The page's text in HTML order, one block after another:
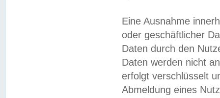
Eine Ausnahme
oder geschäftlicher
Daten durch den
Daten werden nicht
erfolgt verschlüsselt
Abmeldung eines